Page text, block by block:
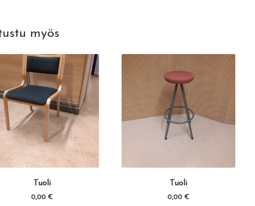
myös
Tuoli
0,00 €
Tuoli
0,00 €